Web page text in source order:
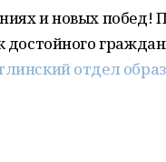
и новых побед!
достойного
отдел